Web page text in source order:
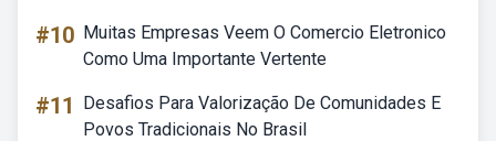
#10 Muitas Empresas Veem O Comercio Eletronico
Como Uma Importante Vertente
#11
Desafios Para Valorização De Comunidades E
Povos Tradicionais No Brasil